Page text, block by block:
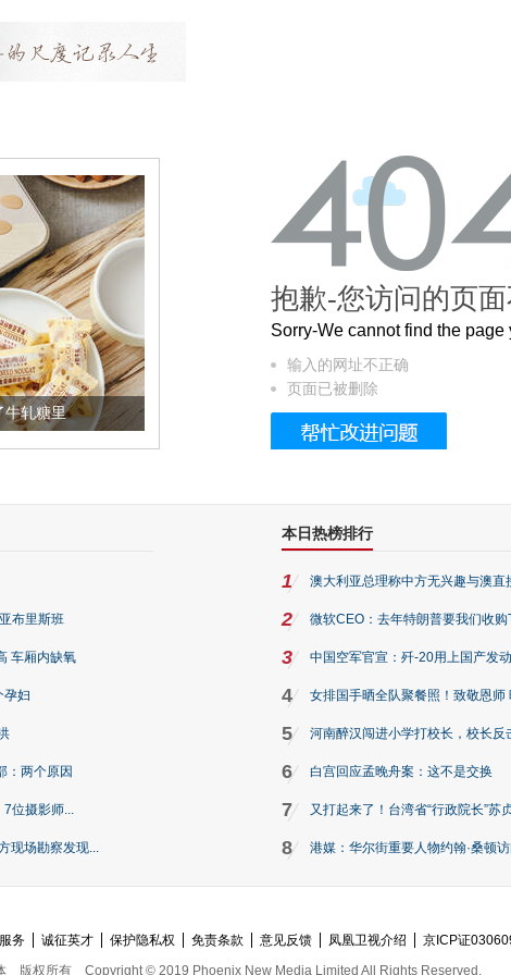
牛轧糖里 被列入佛家七宝的它到底有多美？
抱歉-您访问的页面
Sorry-We cannot find the page
输入的网址不正确
页面已被删除
布里斯班
车厢内缺氧
孕妇
：两个原因
7位摄影师...
现场勘察发现...
本日热榜排行
1 澳大利亚总理称中方无兴趣与澳直
2 微软CEO：去年特朗普要我们收购
3 中国空军官宣：歼-20用上国产发动
4 女排国手晒全队聚餐照！致敬恩师
5 河南醉汉闯进小学打校长，校长
6 白宫回应孟晚舟案：这不是交换
7 又打起来了！台湾省“行政院长”苏
8 港媒：华尔街重要人物约翰·桑顿
务 诚征英才 保护隐私权 免责条款 意见反馈 凤凰卫视介绍 京ICP证
版权所有 Copyright © 2019 Phoenix New Media Limited All Rights Reserved.